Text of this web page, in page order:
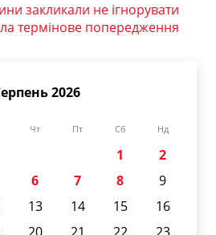
закликали не ігнорувати
термінове попередження
2026
Чт Пт Сб Нд
1
2
6 7 8
9
13 14 15
16